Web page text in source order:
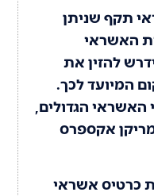
תקף שניתן
האשראי
להזין את
המיועד לכך.
האשראי הגדולים,
אקספרס
כרטיס אשראי